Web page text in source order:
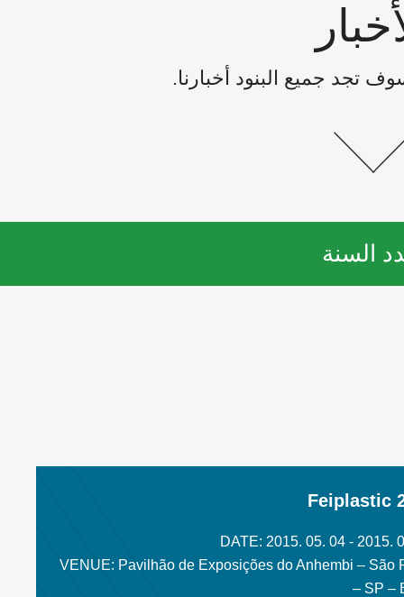
تجد جميع البنود أخبارنا.
السنة
Feiplastic
DATE: 2015. 05. 04 - 2015.
VENUE: Pavilhão de Exposições do Anhembi – São
– SP –